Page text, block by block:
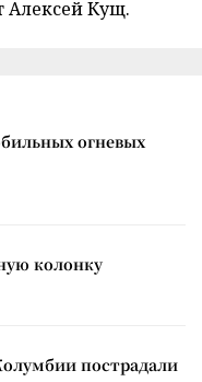
Алексей Кущ.
огневых
колонку
пострадали